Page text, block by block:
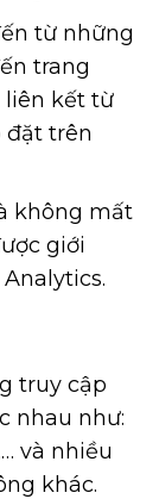
từ những
trang
liên kết từ
đặt trên
không mất
giới
truy cập
nhau như:
và nhiều
khác.